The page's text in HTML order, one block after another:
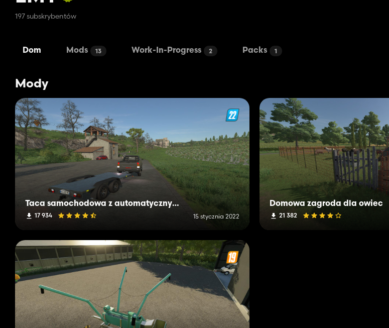
197 subskrybentów
Dom Mods 13 Work-In-Progress 2 Packs 1
Mody
Taca samochodowa z automatycznym ładowaniem
17 934 15 stycznia 2022
Domowa zagroda dla owiec
21 382